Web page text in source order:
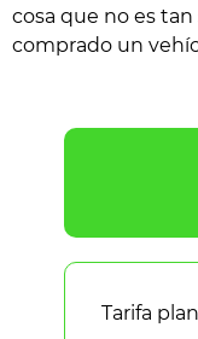
cosa que no es
comprado un
Tarifa